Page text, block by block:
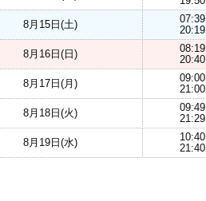
8月15日(土)
07:39
20:19
8月16日(日)
08:19
20:40
8月17日(月)
09:00
21:00
8月18日(火)
09:49
21:29
8月19日(水)
10:40
21:40